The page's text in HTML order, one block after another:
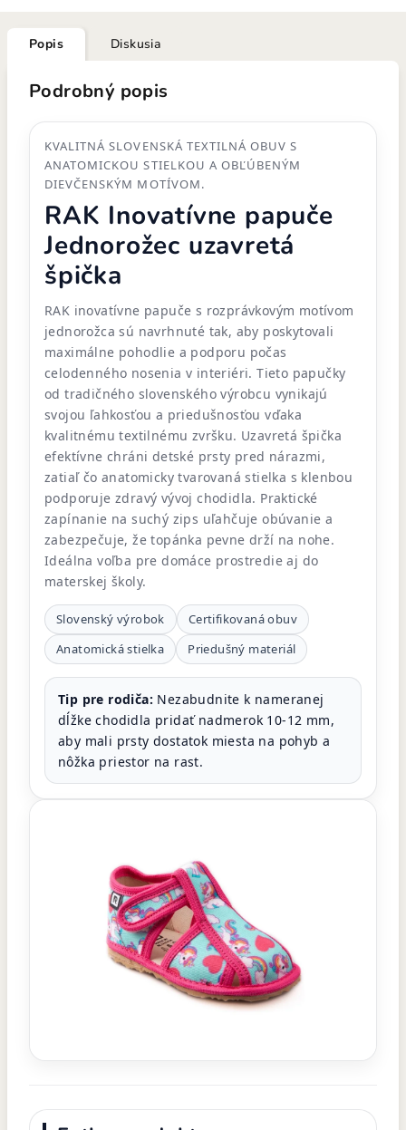
Popis Diskusia
Podrobný popis
KVALITNÁ SLOVENSKÁ TEXTILNÁ OBUV S
ANATOMICKOU STIELKOU A OBĽÚBENÝM
DIEVČENSKÝM MOTÍVOM.
RAK Inovatívne papuče
Jednorožec uzavretá
špička
RAK inovatívne papuče s rozprávkovým motívom
jednorožca sú navrhnuté tak, aby poskytovali
maximálne pohodlie a podporu počas
celodenného nosenia v interiéri. Tieto papučky
od tradičného slovenského výrobcu vynikajú
svojou ľahkosťou a priedušnosťou vďaka
kvalitnému textilnému zvršku. Uzavretá špička
efektívne chráni detské prsty pred nárazmi,
zatiaľ čo anatomicky tvarovaná stielka s klenbou
podporuje zdravý vývoj chodidla. Praktické
zapínanie na suchý zips uľahčuje obúvanie a
zabezpečuje, že topánka pevne drží na nohe.
Ideálna voľba pre domáce prostredie aj do
materskej školy.
Slovenský výrobok
Certifikovaná obuv
Anatomická stielka
Priedušný materiál
Tip pre rodiča: Nezabudnite k nameranej
dĺžke chodidla pridať nadmerok 10-12 mm,
aby mali prsty dostatok miesta na pohyb a
nôžka priestor na rast.